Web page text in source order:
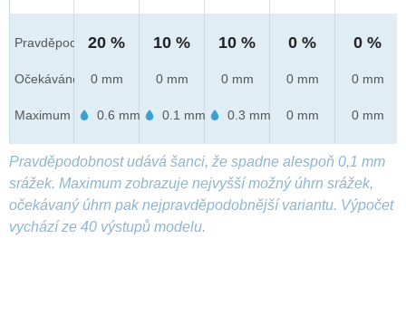
Pravděpod.
Očekáváno
Maximum
20 %
0 mm
0.6 mm
10 %
0 mm
0.1 mm
10 %
0 mm
0.3 mm
0 %
0 mm
0 mm
0 %
0 mm
0 mm
Pravděpodobnost udává šanci, že spadne alespoň 0,1 mm
srážek. Maximum zobrazuje nejvyšší možný úhrn srážek,
očekávaný úhrn pak nejpravděpodobnější variantu. Výpočet
vychází ze 40 výstupů modelu.